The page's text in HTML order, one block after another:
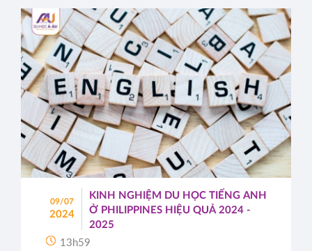
09/07
2024
KINH NGHIỆM DU HỌC TIẾNG ANH
Ở PHILIPPINES HIỆU QUẢ 2024 -
2025
13h59